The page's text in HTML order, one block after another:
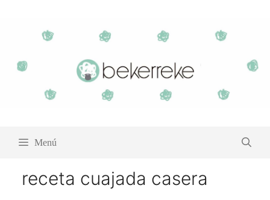
contenido
Menú
receta cuajada casera